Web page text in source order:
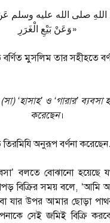
وَعَنْ بَيْعِ الْغَرَرِ»
মুসলিম তার সহীহতে
‘হাসাহ’ ও ‘গারার’ ব্যবসা
করেছেন।
অনুরূপ বর্ণনা
বলতে বোঝানো হয়েছে
বিক্রির সময় বলে, ‘আমি
যার উপর আমার ছোড়া
সেই জমিই বিক্রি